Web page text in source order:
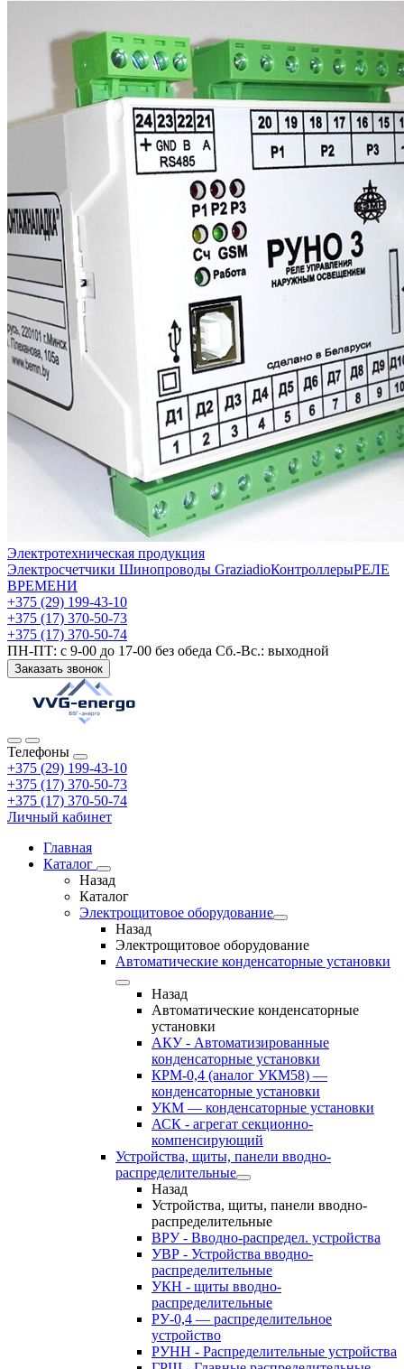
Электротехническая продукция
Электросчетчики Шинопроводы GraziadioКонтроллерыРЕЛЕ
ВРЕМЕНИ
+375 (29) 199-43-10
+375 (17) 370-50-73
+375 (17) 370-50-74
ПН-ПТ: с 9-00 до 17-00 без обеда Сб.-Вс.: выходной
Заказать звонок
Телефоны
+375 (29) 199-43-10
+375 (17) 370-50-73
+375 (17) 370-50-74
Личный кабинет
Главная
Каталог
Назад
Каталог
Электрощитовое оборудование
Назад
Электрощитовое оборудование
Автоматические конденсаторные установки
Назад
Автоматические конденсаторные
установки
АКУ - Автоматизированные
конденсаторные установки
КРМ-0,4 (аналог УКМ58) —
конденсаторные установки
УКМ — конденсаторные установки
АСК - агрегат секционно-
компенсирующий
Устройства, щиты, панели вводно-
распределительные
Назад
Устройства, щиты, панели вводно-
распределительные
ВРУ - Вводно-распредел. устройства
УВР - Устройства вводно-
распределительные
УКН - щиты вводно-
распределительные
РУ-0,4 — распределительное
устройство
РУНН - Распределительные устройства